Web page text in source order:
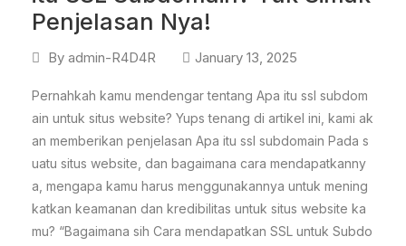
Penjelasan Nya!
By admin-R4D4R January 13, 2025
Pernahkah kamu mendengar tentang Apa itu ssl subdom
ain untuk situs website? Yups tenang di artikel ini, kami ak
an memberikan penjelasan Apa itu ssl subdomain Pada s
uatu situs website, dan bagaimana cara mendapatkanny
a, mengapa kamu harus menggunakannya untuk mening
katkan keamanan dan kredibilitas untuk situs website ka
mu? “Bagaimana sih Cara mendapatkan SSL untuk Subdo